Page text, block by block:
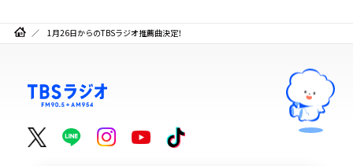
1月26日からのTBSラジオ推薦曲決定！